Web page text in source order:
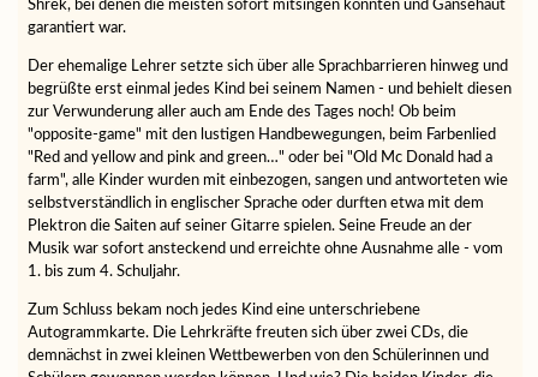
Shrek, bei denen die meisten sofort mitsingen konnten und Gänsehaut
garantiert war.
Der ehemalige Lehrer setzte sich über alle Sprachbarrieren hinweg und
begrüßte erst einmal jedes Kind bei seinem Namen - und behielt diesen
zur Verwunderung aller auch am Ende des Tages noch! Ob beim
"opposite-game" mit den lustigen Handbewegungen, beim Farbenlied
"Red and yellow and pink and green…" oder bei "Old Mc Donald had a
farm", alle Kinder wurden mit einbezogen, sangen und antworteten wie
selbstverständlich in englischer Sprache oder durften etwa mit dem
Plektron die Saiten auf seiner Gitarre spielen. Seine Freude an der
Musik war sofort ansteckend und erreichte ohne Ausnahme alle - vom
1. bis zum 4. Schuljahr.
Zum Schluss bekam noch jedes Kind eine unterschriebene
Autogrammkarte. Die Lehrkräfte freuten sich über zwei CDs, die
demnächst in zwei kleinen Wettbewerben von den Schülerinnen und